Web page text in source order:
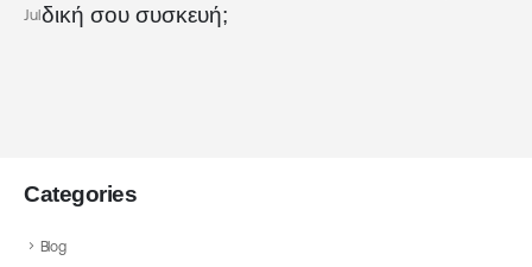
Julδική σου συσκευή;
Categories
Blog